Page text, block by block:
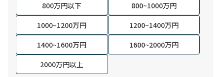
800万円以下
800~1000万円
1000~1200万円
1200~1400万円
1400~1600万円
1600~2000万円
2000万円以上